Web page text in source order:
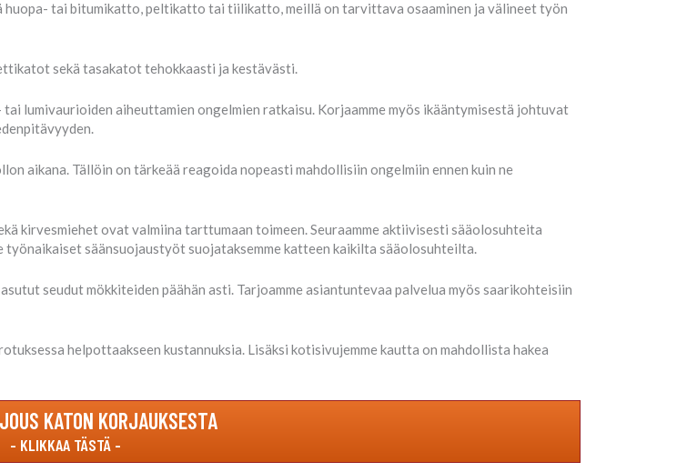
huopa- tai bitumikatto, peltikatto tai tiilikatto, meillä on tarvittava osaaminen ja välineet työn
sekä tasakatot tehokkaasti ja kestävästi.
lumivaurioiden aiheuttamien ongelmien ratkaisu. Korjaamme myös ikääntymisestä johtuvat
aikana. Tällöin on tärkeää reagoida nopeasti mahdollisiin ongelmiin ennen kuin ne
kirvesmiehet ovat valmiina tarttumaan toimeen. Seuraamme aktiivisesti sääolosuhteita
säänsuojaustyöt suojataksemme katteen kaikilta sääolosuhteilta.
seudut mökkiteiden päähän asti. Tarjoamme asiantuntevaa palvelua myös saarikohteisiin
helpottaakseen kustannuksia. Lisäksi kotisivujemme kautta on mahdollista hakea
KATON KORJAUKSESTA